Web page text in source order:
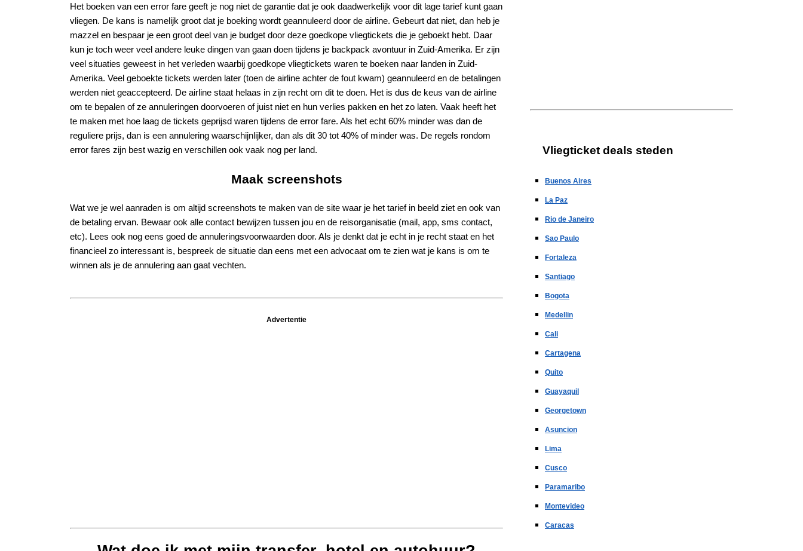
Het boeken van een error fare geeft je nog niet de garantie dat je ook daadwerkelijk voor dit lage tarief kunt gaan
vliegen. De kans is namelijk groot dat je boeking wordt geannuleerd door de airline. Gebeurt dat niet, dan heb je
mazzel en bespaar je een groot deel van je budget door deze goedkope vliegtickets die je geboekt hebt. Daar
kun je toch weer veel andere leuke dingen van gaan doen tijdens je backpack avontuur in Zuid-Amerika. Er zijn
veel situaties geweest in het verleden waarbij goedkope vliegtickets waren te boeken naar landen in Zuid-
Amerika. Veel geboekte tickets werden later (toen de airline achter de fout kwam) geannuleerd en de betalingen
werden niet geaccepteerd. De airline staat helaas in zijn recht om dit te doen. Het is dus de keus van de airline
om te bepalen of ze annuleringen doorvoeren of juist niet en hun verlies pakken en het zo laten. Vaak heeft het
te maken met hoe laag de tickets geprijsd waren tijdens de error fare. Als het echt 60% minder was dan de
reguliere prijs, dan is een annulering waarschijnlijker, dan als dit 30 tot 40% of minder was. De regels rondom
error fares zijn best wazig en verschillen ook vaak nog per land.
Maak screenshots
Wat we je wel aanraden is om altijd screenshots te maken van de site waar je het tarief in beeld ziet en ook van
de betaling ervan. Bewaar ook alle contact bewijzen tussen jou en de reisorganisatie (mail, app, sms contact,
etc). Lees ook nog eens goed de annuleringsvoorwaarden door. Als je denkt dat je echt in je recht staat en het
financieel zo interessant is, bespreek de situatie dan eens met een advocaat om te zien wat je kans is om te
winnen als je de annulering aan gaat vechten.
Advertentie
Vliegticket deals steden
Buenos Aires
La Paz
Rio de Janeiro
Sao Paulo
Fortaleza
Santiago
Bogota
Medellin
Cali
Cartagena
Quito
Guayaquil
Georgetown
Asuncion
Lima
Cusco
Paramaribo
Montevideo
Caracas